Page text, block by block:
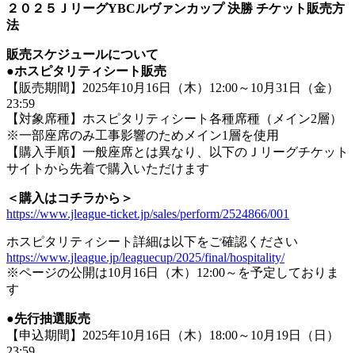
２０２５ＪリーグYBCルヴァンカップ 決勝 チケット販売方
法
販売スケジュールについて
●ホスピタリティシート販売
【販売期間】2025年10月16日（木）12:00～10月31日（金）
23:59
【対象席種】ホスピタリティシート各種席種（メイン2層）
※一部座席のみ工事影響のためメイン1層を使用
【購入手順】一般座席とは異なり、以下のＪリーグチケット
サイトから先着で購入いただけます
＜購入はコチラから＞
https://www.jleague-ticket.jp/sales/perform/2524866/001
ホスピタリティシート詳細は以下をご確認ください
https://www.jleague.jp/leaguecup/2025/final/hospitality/
※ページの公開は10月16日（木）12:00～を予定しておりま
す
●先行抽選販売
【申込期間】2025年10月16日（木）18:00～10月19日（日）